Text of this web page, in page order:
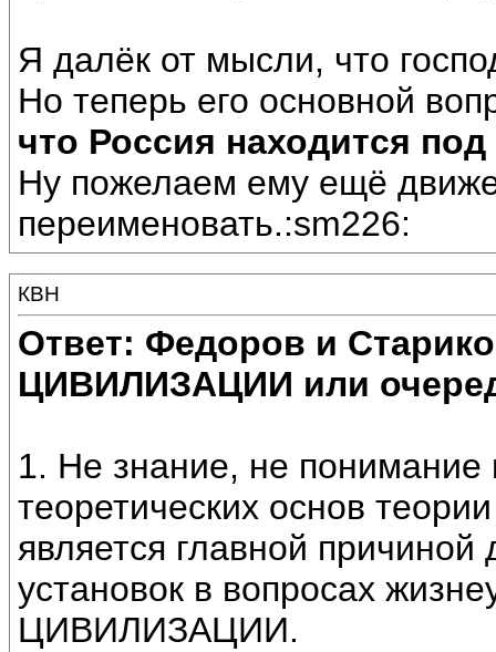
Я далёк от мысли, что
Но теперь его основной
что Россия находится
Ну пожелаем ему ещё
переименовать.:sm226:
КВН
Ответ: Федоров и
ЦИВИЛИЗАЦИИ или
1. Не знание, не
теоретических основ
является главной
установок в вопросах
ЦИВИЛИЗАЦИИ.